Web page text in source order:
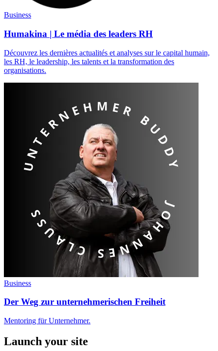
Business
Humakina | Le média des leaders RH
Découvrez les dernières actualités et analyses sur le capital humain,
les RH, le leadership, les talents et la transformation des
organisations.
Business
Der Weg zur unternehmerischen Freiheit
Mentoring für Unternehmer.
Launch your site